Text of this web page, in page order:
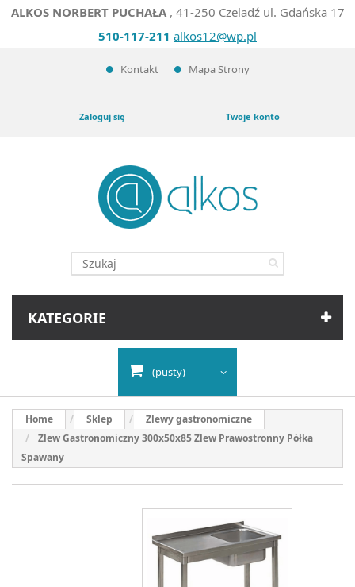
ALKOS NORBERT PUCHAŁA, 41-250 Czeladź ul. Gdańska 17
510-117-211 alkos12@wp.pl
Kontakt Mapa Strony
Zaloguj się Twoje konto
KATEGORIE
(pusty)
Home Sklep
Zlewy gastronomiczne
Zlew Gastronomiczny 300x50x85 Zlew Prawostronny Półka
Spawany